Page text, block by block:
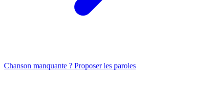
Chanson manquante ? Proposer les paroles